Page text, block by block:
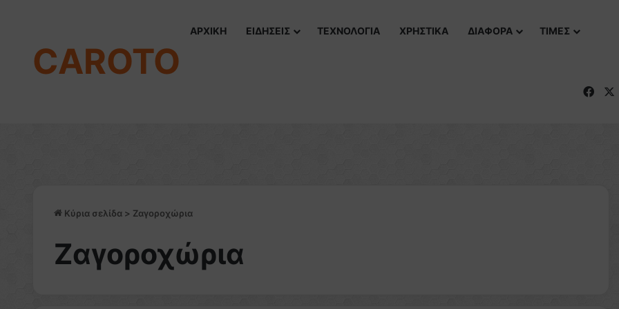
CAROTO
ΑΡΧΙΚΗ ΕΙΔΗΣΕΙΣ ΤΕΧΝΟΛΟΓΙΑ ΧΡΗΣΤΙΚΑ ΔΙΑΦΟΡΑ ΤΙΜΕΣ
Κύρια σελίδα > Ζαγοροχώρια
Ζαγοροχώρια